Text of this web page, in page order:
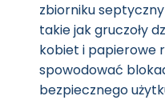
zbiorniku
takie jak gruczoły
kobiet i papierowe
spowodować
bezpiecznego